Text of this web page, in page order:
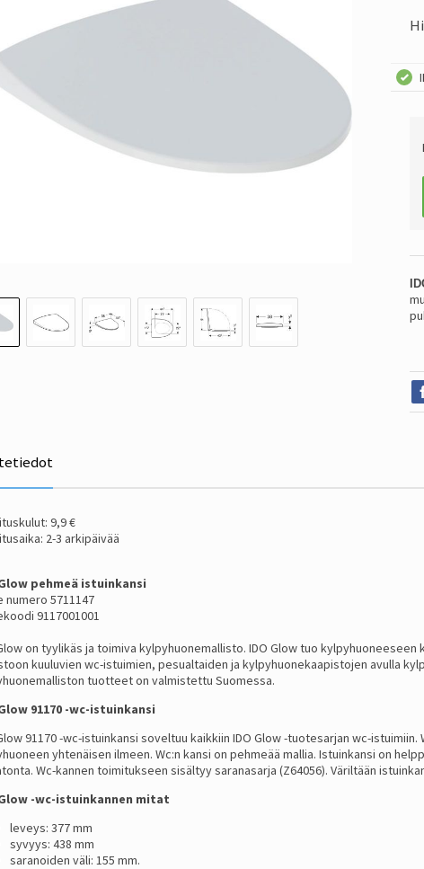
9,9 €
2-3 arkipäivää
pehmeä istuinkansi
numero 5711147
9117001001
on tyylikäs ja toimiva kylpyhuonemallisto. IDO Glow tuo
kuuluvien wc-istuimien, pesualtaiden ja kylpyhuonekaapistojen avulla
tuotteet on valmistettu Suomessa.
91170 -wc-istuinkansi
91170 -wc-istuinkansi soveltuu kaikkiin IDO Glow -tuotesarjan wc-
yhtenäisen ilmeen. Wc:n kansi on pehmeää mallia. Istuinkansi on
Wc-kannen toimitukseen sisältyy saranasarja (Z64056). Väriltään
-wc-istuinkannen mitat
leveys: 377 mm
syvyys: 438 mm
saranoiden väli: 155 mm.